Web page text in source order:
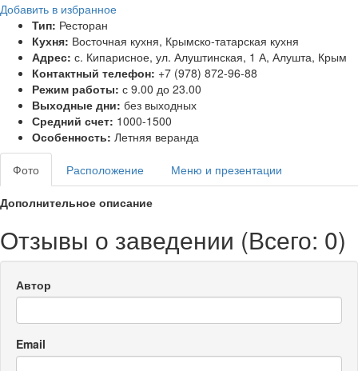
Добавить в избранное
Тип: Ресторан
Кухня: Восточная кухня, Крымско-татарская кухня
Адрес: с. Кипарисное, ул. Алуштинская, 1 А, Алушта, Крым
Контактный телефон: +7 (978) 872-96-88
Режим работы: с 9.00 до 23.00
Выходные дни: без выходных
Средний счет: 1000-1500
Особенность: Летняя веранда
Фото Расположение Меню и презентации
Дополнительное описание
Отзывы о заведении (Всего: 0)
Автор
Email